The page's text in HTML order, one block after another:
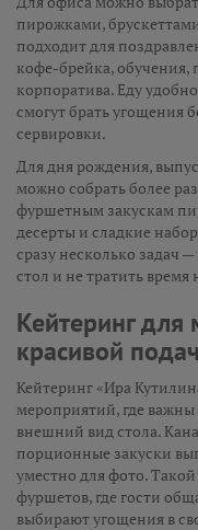
пирожками,
подходит для
кофе-брейка,
корпоратива. Еду
смогут брать угощения
сервировки.
Для дня рождения,
можно собрать более
фуршетным закускам
десерты и сладкие
сразу несколько задач
стол и не тратить время
Кейтеринг для
красивой
Кейтеринг «Ира
мероприятий, где важны
внешний вид стола.
порционные закуски
уместно для фото.
фуршетов, где гости
выбирают угощения в